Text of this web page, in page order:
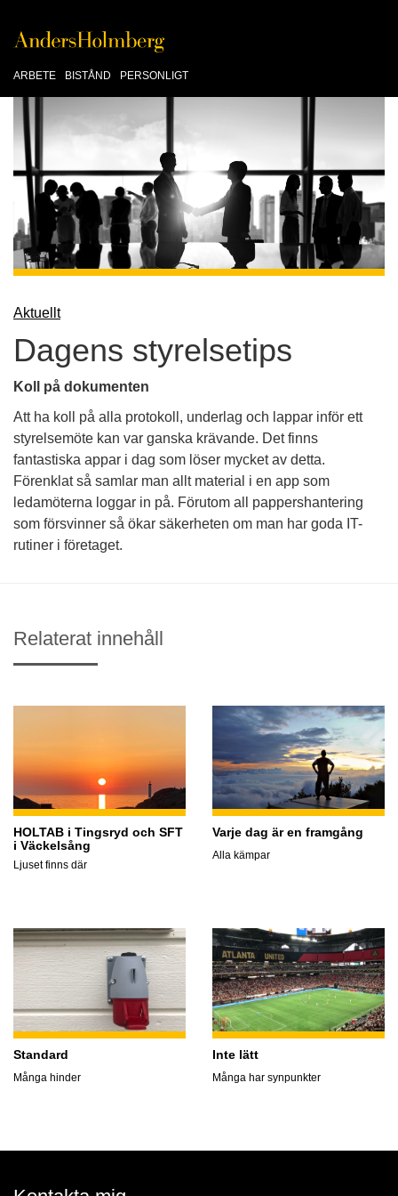
ARBETE BISTÅND PERSONLIGT
Aktuellt
Dagens styrelsetips
Koll på dokumenten
Att ha koll på alla protokoll, underlag och lappar inför ett
styrelsemöte kan var ganska krävande. Det finns
fantastiska appar i dag som löser mycket av detta.
Förenklat så samlar man allt material i en app som
ledamöterna loggar in på. Förutom all pappershantering
som försvinner så ökar säkerheten om man har goda IT-
rutiner i företaget.
Relaterat innehåll
HOLTAB i Tingsryd och SFT
i Väckelsång
Ljuset finns där
Varje dag är en framgång
Alla kämpar
Standard
Många hinder
Inte lätt
Många har synpunkter